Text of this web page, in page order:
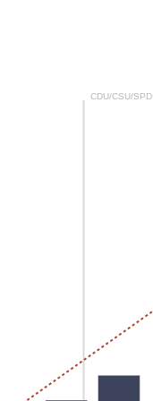
CDU/CSU/SPD